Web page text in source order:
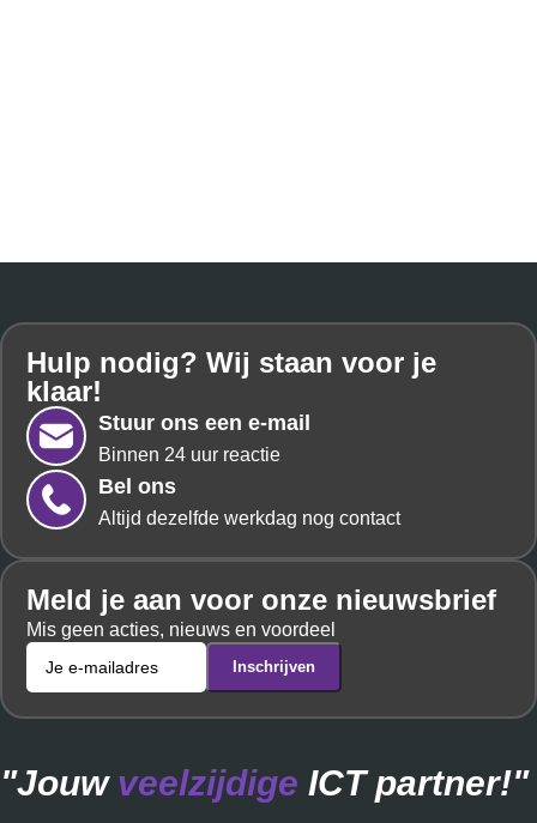
Hulp nodig? Wij staan voor je
klaar!
Stuur ons een e-mail
Binnen 24 uur reactie
Bel ons
Altijd dezelfde werkdag nog contact
Meld je aan voor onze nieuwsbrief
Mis geen acties, nieuws en voordeel
"Jouw veelzijdige ICT partner!"